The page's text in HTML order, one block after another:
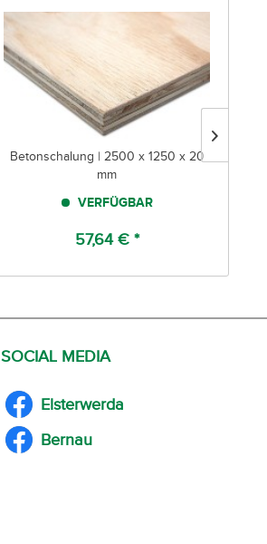
Betonschalung | 2500 x 1250 x 20
mm
VERFÜGBAR
57,64 € *
SOCIAL MEDIA
Elsterwerda
Bernau